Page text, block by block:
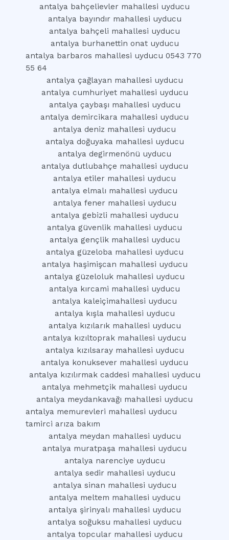
antalya bahçelievler mahallesi uyducu
antalya bayındır mahallesi uyducu
antalya bahçeli mahallesi uyducu
antalya burhanettin onat uyducu
antalya barbaros mahallesi uyducu 0543 770
55 64
antalya çağlayan mahallesi uyducu
antalya cumhuriyet mahallesi uyducu
antalya çaybaşı mahallesi uyducu
antalya demircikara mahallesi uyducu
antalya deniz mahallesi uyducu
antalya doğuyaka mahallesi uyducu
antalya degirmenönü uyducu
antalya dutlubahçe mahallesi uyducu
antalya etiler mahallesi uyducu
antalya elmalı mahallesi uyducu
antalya fener mahallesi uyducu
antalya gebizli mahallesi uyducu
antalya güvenlik mahallesi uyducu
antalya gençlik mahallesi uyducu
antalya güzeloba mahallesi uyducu
antalya haşimişcan mahallesi uyducu
antalya güzeloluk mahallesi uyducu
antalya kırcami mahallesi uyducu
antalya kaleiçimahallesi uyducu
antalya kışla mahallesi uyducu
antalya kızılarık mahallesi uyducu
antalya kızıltoprak mahallesi uyducu
antalya kızılsaray mahallesi uyducu
antalya konuksever mahallesi uyducu
antalya kızılırmak caddesi mahallesi uyducu
antalya mehmetçik mahallesi uyducu
antalya meydankavağı mahallesi uyducu
antalya memurevleri mahallesi uyducu
tamirci arıza bakım
antalya meydan mahallesi uyducu
antalya muratpaşa mahallesi uyducu
antalya narenciye uyducu
antalya sedir mahallesi uyducu
antalya sinan mahallesi uyducu
antalya meltem mahallesi uyducu
antalya şirinyalı mahallesi uyducu
antalya soğuksu mahallesi uyducu
antalya topcular mahallesi uyducu